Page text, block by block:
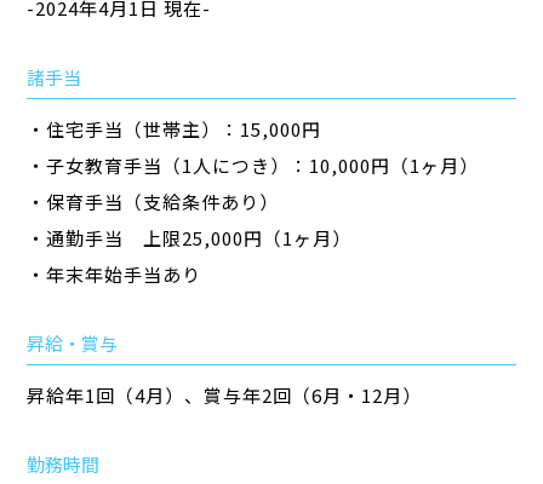
-2024年4月1日 現在-
諸手当
・住宅手当（世帯主）：15,000円
・子女教育手当（1人につき）：10,000円（1ヶ月）
・保育手当（支給条件あり）
・通勤手当 上限25,000円（1ヶ月）
・年末年始手当あり
昇給・賞与
昇給年1回（4月）、賞与年2回（6月・12月）
勤務時間